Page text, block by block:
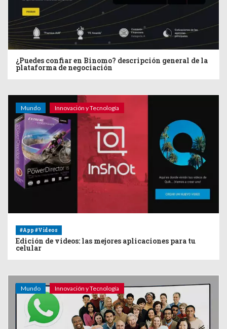
¿Puedes confiar en Binomo? descripción general de la
plataforma de negociación
Mundo Innovación y Tecnología
#App #Videos
Edición de videos: las mejores aplicaciones para tu
celular
Mundo Innovación y Tecnología